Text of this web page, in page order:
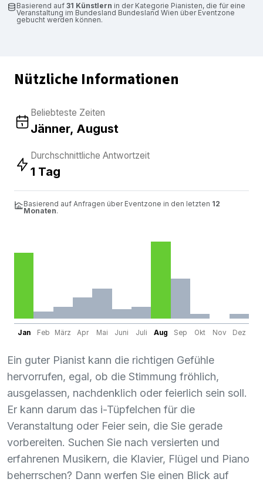
Basierend auf 31 Künstlern in der Kategorie Pianisten, die für eine
Veranstaltung im Bundesland Bundesland Wien über Eventzone
gebucht werden können.
Nützliche Informationen
Beliebteste Zeiten
Jänner, August
Durchschnittliche Antwortzeit
1 Tag
Basierend auf Anfragen über Eventzone in den letzten 12
Monaten.
Jan Feb März Apr Mai Juni Juli Aug Sep Okt Nov Dez
Ein guter Pianist kann die richtigen Gefühle
hervorrufen, egal, ob die Stimmung fröhlich,
ausgelassen, nachdenklich oder feierlich sein soll.
Er kann darum das i-Tüpfelchen für die
Veranstaltung oder Feier sein, die Sie gerade
vorbereiten. Suchen Sie nach versierten und
erfahrenen Musikern, die Klavier, Flügel und Piano
beherrschen? Dann werfen Sie einen Blick auf